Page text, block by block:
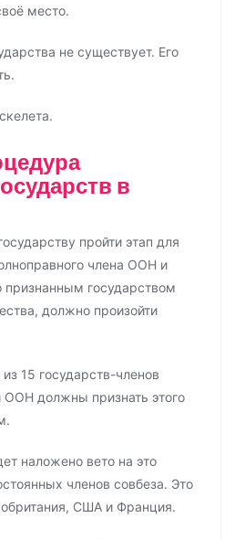
место.
не существует. Его
в
пройти этап для
члена ООН и
признанным государством
должно произойти
15 государств-членов
ООН должны признать этого
наложено вето на это
членов совбеза. Это
США и Франция.